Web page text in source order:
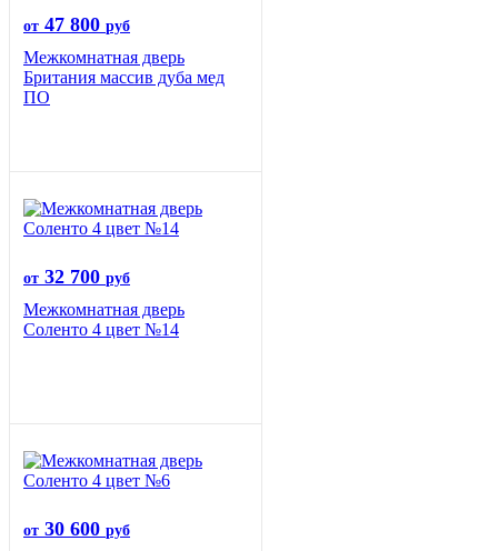
от 47 800 руб
Межкомнатная дверь
Британия массив дуба мед
ПО
от 32 700 руб
Межкомнатная дверь
Соленто 4 цвет №14
от 30 600 руб